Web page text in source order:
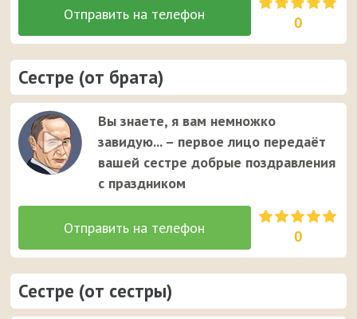
0
Сестре (от брата)
Вы знаете, я вам немножко
завидую... – первое лицо передаёт
вашей сестре добрые поздравления
с праздником
0
Сестре (от сестры)